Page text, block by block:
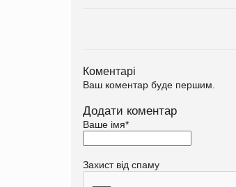
Коментарі
Ваш коментар буде першим.
Додати коментар
Ваше імя*
Захист від спаму